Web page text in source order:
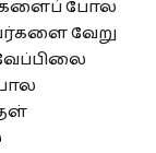
போல
வேறு